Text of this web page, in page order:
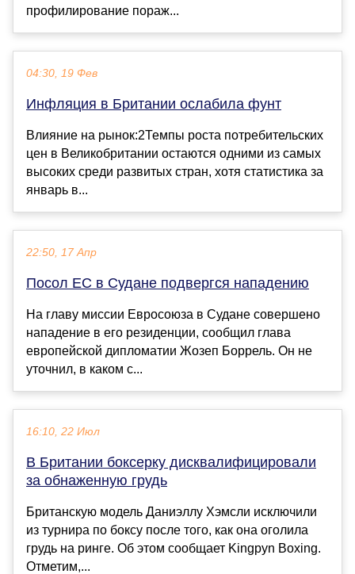
профилирование пораж...
04:30, 19 Фев
Инфляция в Британии ослабила фунт
Влияние на рынок:2Темпы роста потребительских
цен в Великобритании остаются одними из самых
высоких среди развитых стран, хотя статистика за
январь в...
22:50, 17 Апр
Посол ЕС в Судане подвергся нападению
На главу миссии Евросоюза в Судане совершено
нападение в его резиденции, сообщил глава
европейской дипломатии Жозеп Боррель. Он не
уточнил, в каком с...
16:10, 22 Июл
В Британии боксерку дисквалифицировали
за обнаженную грудь
Британскую модель Даниэллу Хэмсли исключили
из турнира по боксу после того, как она оголила
грудь на ринге. Об этом сообщает Kingpyn Boxing.
Отметим,...